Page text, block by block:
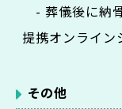
- 葬儀後に納
提携オンライン
その他